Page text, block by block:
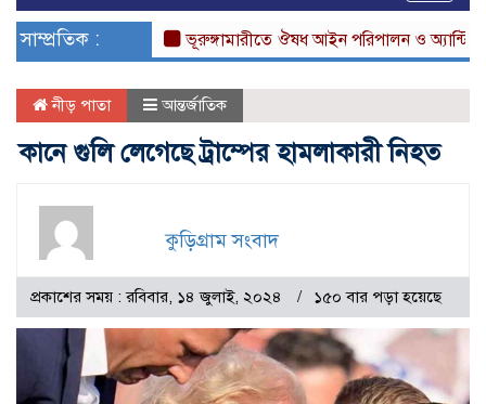
সাম্প্রতিক : ভূরুঙ্গামারীতে ঔষধ আইন পরিপালন ও অ্যান্টিবায়োটিক
নীড় পাতা আন্তর্জাতিক
কানে গুলি লেগেছে ট্রাম্পের হামলাকারী নিহত
কুড়িগ্রাম সংবাদ
প্রকাশের সময় : রবিবার, ১৪ জুলাই, ২০২৪ ১৫০ বার পড়া হয়েছে